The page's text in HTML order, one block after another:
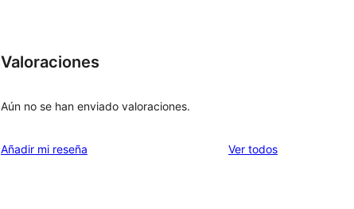
Valoraciones
Aún no se han enviado valoraciones.
Añadir mi reseña Ver todoslos